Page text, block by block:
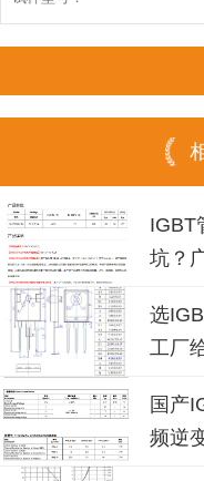
IGBT
坑？
选
工厂
国产
频逆